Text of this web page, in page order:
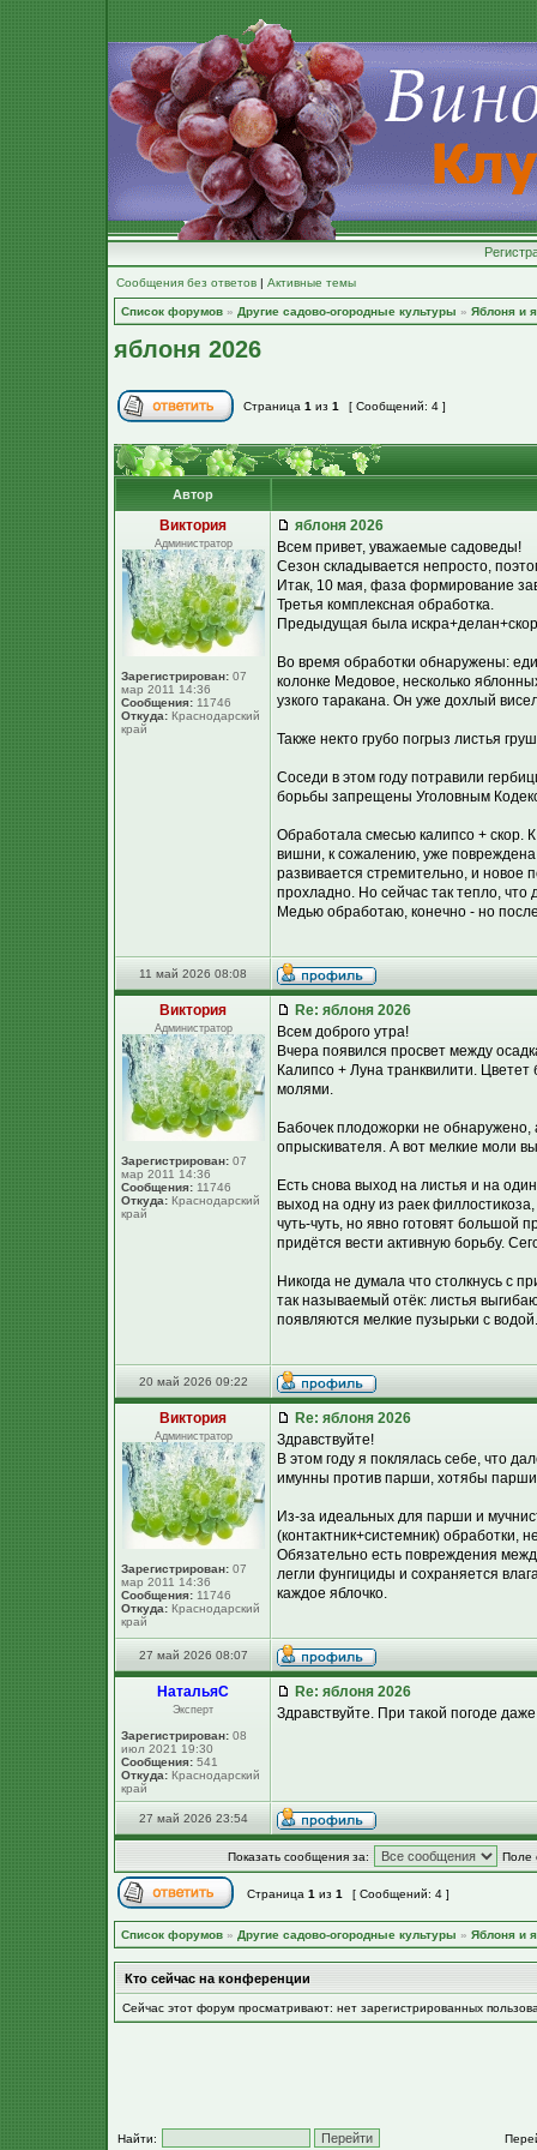
Сообщения без ответов | Активные темы
Список форумов » Другие садово-огородные культуры » Яблоня и
яблоня 2026
Страница 1 из 1 [ Сообщений: 4 ]
Автор
Виктория
Администратор
Зарегистрирован: 07
мар 2011 14:36
Сообщения: 11746
Откуда: Краснодарский
край
яблоня 2026
Всем привет, уважаемые садоведы!
Сезон складывается непросто,
Итак, 10 мая, фаза формирование
Третья комплексная обработка.
Предыдущая была
Во время обработки обнаружены:
колонке Медовое, несколько
узкого таракана. Он уже дохлый
Также некто грубо погрыз листья
Соседи в этом году потравили
борьбы запрещены Уголовным
Обработала смесью калипсо + скор.
вишни, к сожалению, уже
развивается стремительно, и
прохладно. Но сейчас так тепло,
Медью обработаю, конечно - но
11 май 2026 08:08
Виктория
Администратор
Зарегистрирован: 07
мар 2011 14:36
Сообщения: 11746
Откуда: Краснодарский
край
Re: яблоня 2026
Всем доброго утра!
Вчера появился просвет между
Калипсо + Луна транквилити.
молями.
Бабочек плодожорки не
опрыскивателя. А вот мелкие моли
Есть снова выход на листья и на
выход на одну из раек
чуть-чуть, но явно готовят большой
придётся вести активную борьбу.
Никогда не думала что столкнусь с
так называемый отёк: листья
появляются мелкие пузырьки с
20 май 2026 09:22
Виктория
Администратор
Зарегистрирован: 07
мар 2011 14:36
Сообщения: 11746
Откуда: Краснодарский
край
Re: яблоня 2026
Здравствуйте!
В этом году я поклялась себе, что
имунны против парши, хотябы
Из-за идеальных для парши и
(контактник+системник)
Обязательно есть повреждения
легли фунгициды и сохраняется
каждое яблочко.
27 май 2026 08:07
НатальяС
Эксперт
Зарегистрирован: 08
июл 2021 19:30
Сообщения: 541
Откуда: Краснодарский
край
Re: яблоня 2026
Здравствуйте. При такой погоде
27 май 2026 23:54
Показать сообщения за: Поле
Страница 1 из 1 [ Сообщений: 4 ]
Список форумов » Другие садово-огородные культуры » Яблоня и
Кто сейчас на конференции
Сейчас этот форум просматривают: нет зарегистрированных
Найти: